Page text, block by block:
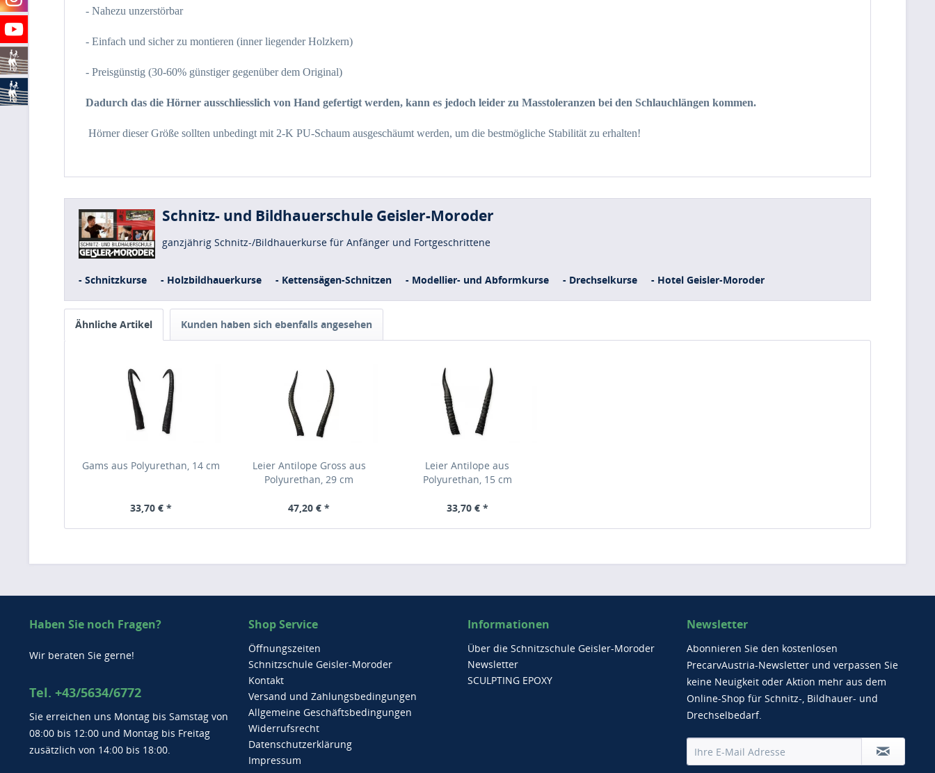
- Nahezu unzerstörbar
- Einfach und sicher zu montieren (inner liegender Holzkern)
- Preisgünstig (30-60% günstiger gegenüber dem Original)
Dadurch das die Hörner ausschliesslich von Hand gefertigt werden, kann es jedoch leider zu Masstoleranzen bei den Schlauchlängen kommen.
Hörner dieser Größe sollten unbedingt mit 2-K PU-Schaum ausgeschäumt werden, um die bestmögliche Stabilität zu erhalten!
Schnitz- und Bildhauerschule Geisler-Moroder
ganzjährig Schnitz-/Bildhauerkurse für Anfänger und Fortgeschrittene
- Schnitzkurse - Holzbildhauerkurse - Kettensägen-Schnitzen - Modellier- und Abformkurse - Drechselkurse - Hotel Geisler-Moroder
Ähnliche Artikel Kunden haben sich ebenfalls angesehen
Gams aus Polyurethan, 14 cm
33,70 € *
Leier Antilope Gross aus
Polyurethan, 29 cm
47,20 € *
Leier Antilope aus
Polyurethan, 15 cm
33,70 € *
Haben Sie noch Fragen?
Wir beraten Sie gerne!
Tel. +43/5634/6772
Sie erreichen uns Montag bis Samstag von
08:00 bis 12:00 und Montag bis Freitag
zusätzlich von 14:00 bis 18:00.
Shop Service
Öffnungszeiten
Schnitzschule Geisler-Moroder
Kontakt
Versand und Zahlungsbedingungen
Allgemeine Geschäftsbedingungen
Widerrufsrecht
Datenschutzerklärung
Impressum
Informationen
Über die Schnitzschule Geisler-Moroder
Newsletter
SCULPTING EPOXY
Newsletter
Abonnieren Sie den kostenlosen
PrecarvAustria-Newsletter und verpassen Sie
keine Neuigkeit oder Aktion mehr aus dem
Online-Shop für Schnitz-, Bildhauer- und
Drechselbedarf.